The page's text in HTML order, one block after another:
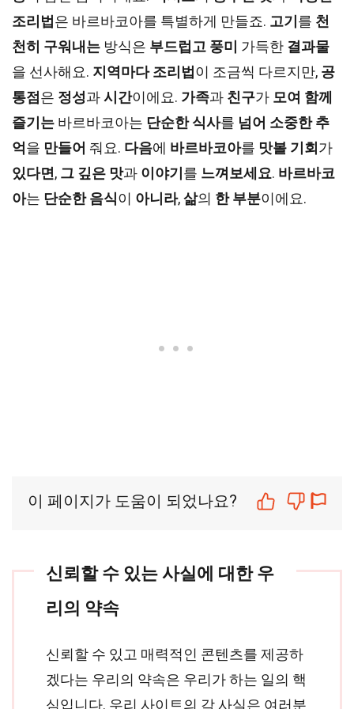
조리법 은 바르바코아를 특별하게 만들죠. 고기 를 천
천히 구워내는 방식은 부드럽고 풍미 가득한 결과물
을 선사해요. 지역마다 조리법 이 조금씩 다르지만, 공
통점 은 정성과시간이에요. 가족과 친구가 모여 함께
즐기는 바르바코아는 단순한 식사를 넘어 소중한 추
억 을 만들어 줘요. 다음에 바르바코아를 맛볼 기회 가
있다면 , 그 깊은 맛과 이야기 를 느껴보세요. 바르바코
아는 단순한 음식이 아니라,삶의 한 부분이에요.
이 페이지가 도움이 되었나요?
신뢰할 수 있는 사실에 대한 우
리의 약속
신뢰할 수 있고 매력적인 콘텐츠를 제공하
겠다는 우리의 약속은 우리가 하는 일의 핵
심입니다. 우리 사이트의 각 사실은 여러분